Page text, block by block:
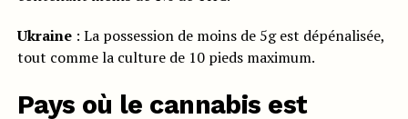
Ukraine: La possession de moins de 5g est dépénalisée,
tout comme la culture de 10 pieds maximum.
Pays où le cannabis est